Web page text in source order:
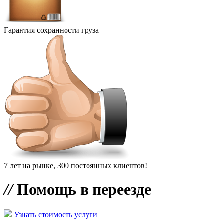
Гарантия сохранности груза
7 лет на рынке, 300 постоянных клиентов!
//Помощь в переезде
Узнать стоимость услуги